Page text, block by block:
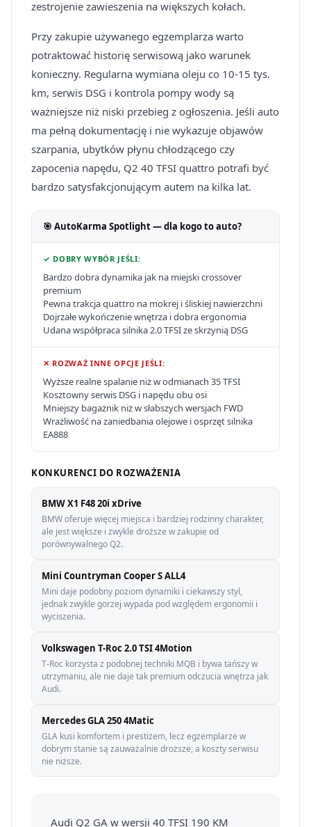
zestrojenie zawieszenia na większych kołach.
Przy zakupie używanego egzemplarza warto
potraktować historię serwisową jako warunek
konieczny. Regularna wymiana oleju co 10-15 tys.
km, serwis DSG i kontrola pompy wody są
ważniejsze niż niski przebieg z ogłoszenia. Jeśli auto
ma pełną dokumentację i nie wykazuje objawów
szarpania, ubytków płynu chłodzącego czy
zapocenia napędu, Q2 40 TFSI quattro potrafi być
bardzo satysfakcjonującym autem na kilka lat.
🎯 AutoKarma Spotlight — dla kogo to auto?
✓ DOBRY WYBÓR JEŚLI:
Bardzo dobra dynamika jak na miejski crossover
premium
Pewna trakcja quattro na mokrej i śliskiej nawierzchni
Dojrzałe wykończenie wnętrza i dobra ergonomia
Udana współpraca silnika 2.0 TFSI ze skrzynią DSG
✕ ROZWAŻ INNE OPCJE JEŚLI:
Wyższe realne spalanie niż w odmianach 35 TFSI
Kosztowny serwis DSG i napędu obu osi
Mniejszy bagażnik niż w słabszych wersjach FWD
Wrażliwość na zaniedbania olejowe i osprzęt silnika
EA888
KONKURENCI DO ROZWAŻENIA
BMW X1 F48 20i xDrive
BMW oferuje więcej miejsca i bardziej rodzinny charakter,
ale jest większe i zwykle droższe w zakupie od
porównywalnego Q2.
Mini Countryman Cooper S ALL4
Mini daje podobny poziom dynamiki i ciekawszy styl,
jednak zwykle gorzej wypada pod względem ergonomii i
wyciszenia.
Volkswagen T-Roc 2.0 TSI 4Motion
T-Roc korzysta z podobnej techniki MQB i bywa tańszy w
utrzymaniu, ale nie daje tak premium odczucia wnętrza jak
Audi.
Mercedes GLA 250 4Matic
GLA kusi komfortem i prestiżem, lecz egzemplarze w
dobrym stanie są zauważalnie droższe, a koszty serwisu
nie niższe.
Audi Q2 GA w wersji 40 TFSI 190 KM